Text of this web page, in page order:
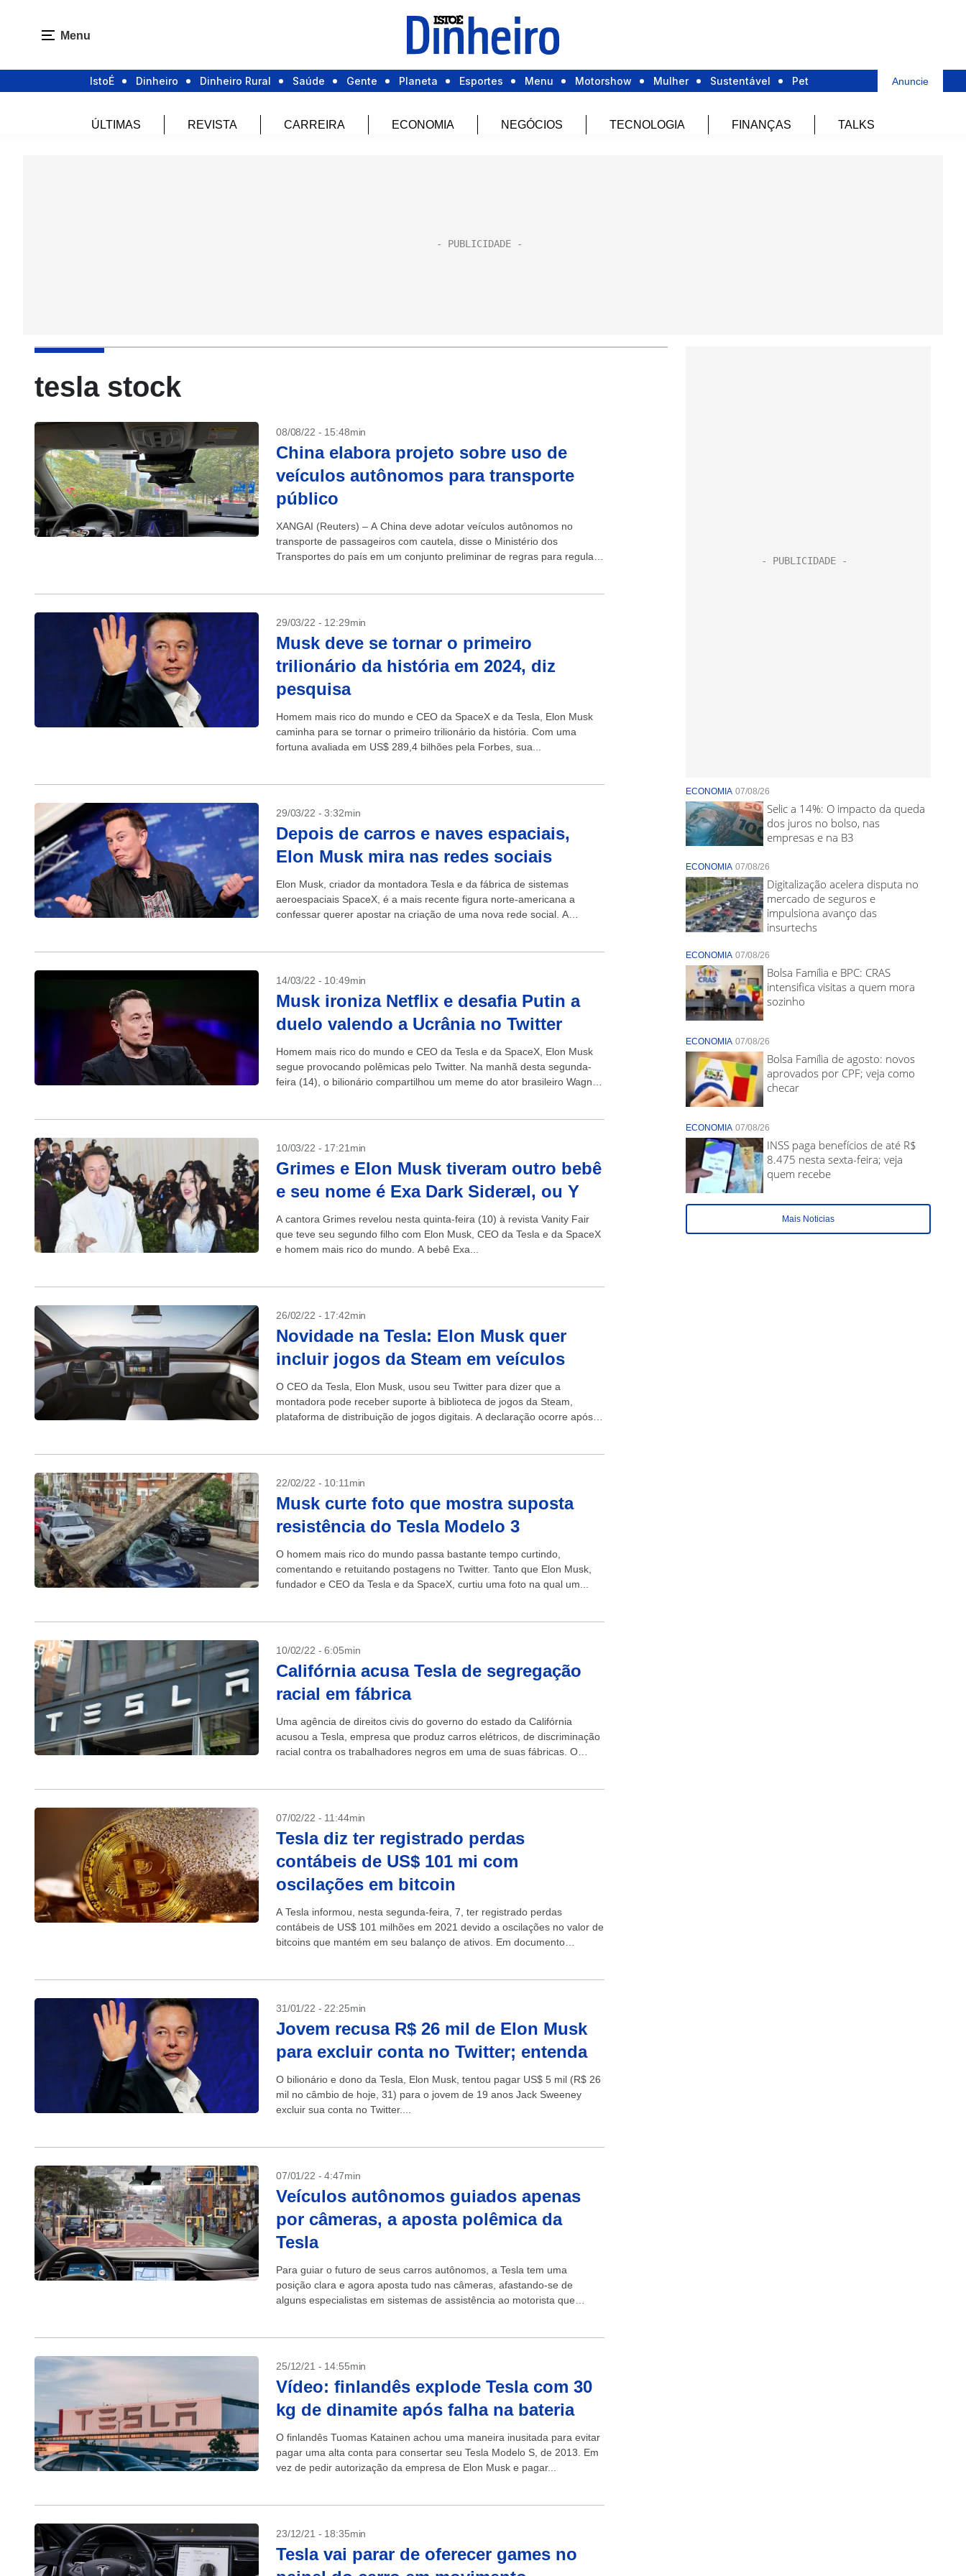
Menu
IstoÉ Dinheiro Dinheiro Rural Saúde Gente Planeta Esportes Menu Motorshow Mulher Sustentável Pet Anuncie
ÚLTIMAS REVISTA CARREIRA ECONOMIA NEGÓCIOS TECNOLOGIA FINANÇAS TALKS
tesla stock
08/08/22 - 15:48min
China elabora projeto sobre uso de
veículos autônomos para transporte
público
XANGAI (Reuters) – A China deve adotar veículos autônomos no
transporte de passageiros com cautela, disse o Ministério dos
Transportes do país em um conjunto preliminar de regras para regular
29/03/22 - 12:29min
Musk deve se tornar o primeiro
trilionário da história em 2024, diz
pesquisa
Homem mais rico do mundo e CEO da SpaceX e da Tesla, Elon Musk
caminha para se tornar o primeiro trilionário da história. Com uma
fortuna avaliada em US$ 289,4 bilhões pela Forbes, sua...
29/03/22 - 3:32min
Depois de carros e naves espaciais,
Elon Musk mira nas redes sociais
Elon Musk, criador da montadora Tesla e da fábrica de sistemas
aeroespaciais SpaceX, é a mais recente figura norte-americana a
confessar querer apostar na criação de uma nova rede social. A
14/03/22 - 10:49min
Musk ironiza Netflix e desafia Putin a
duelo valendo a Ucrânia no Twitter
Homem mais rico do mundo e CEO da Tesla e da SpaceX, Elon Musk
segue provocando polêmicas pelo Twitter. Na manhã desta segunda-
feira (14), o bilionário compartilhou um meme do ator brasileiro Wagner
10/03/22 - 17:21min
Grimes e Elon Musk tiveram outro bebê
e seu nome é Exa Dark Sideræl, ou Y
A cantora Grimes revelou nesta quinta-feira (10) à revista Vanity Fair
que teve seu segundo filho com Elon Musk, CEO da Tesla e da SpaceX
e homem mais rico do mundo. A bebê Exa...
26/02/22 - 17:42min
Novidade na Tesla: Elon Musk quer
incluir jogos da Steam em veículos
O CEO da Tesla, Elon Musk, usou seu Twitter para dizer que a
montadora pode receber suporte à biblioteca de jogos da Steam,
plataforma de distribuição de jogos digitais. A declaração ocorre após
22/02/22 - 10:11min
Musk curte foto que mostra suposta
resistência do Tesla Modelo 3
O homem mais rico do mundo passa bastante tempo curtindo,
comentando e retuitando postagens no Twitter. Tanto que Elon Musk,
fundador e CEO da Tesla e da SpaceX, curtiu uma foto na qual um...
10/02/22 - 6:05min
Califórnia acusa Tesla de segregação
racial em fábrica
Uma agência de direitos civis do governo do estado da Califórnia
acusou a Tesla, empresa que produz carros elétricos, de discriminação
racial contra os trabalhadores negros em uma de suas fábricas. O
07/02/22 - 11:44min
Tesla diz ter registrado perdas
contábeis de US$ 101 mi com
oscilações em bitcoin
A Tesla informou, nesta segunda-feira, 7, ter registrado perdas
contábeis de US$ 101 milhões em 2021 devido a oscilações no valor de
bitcoins que mantém em seu balanço de ativos. Em documento
31/01/22 - 22:25min
Jovem recusa R$ 26 mil de Elon Musk
para excluir conta no Twitter; entenda
O bilionário e dono da Tesla, Elon Musk, tentou pagar US$ 5 mil (R$ 26
mil no câmbio de hoje, 31) para o jovem de 19 anos Jack Sweeney
excluir sua conta no Twitter....
07/01/22 - 4:47min
Veículos autônomos guiados apenas
por câmeras, a aposta polêmica da
Tesla
Para guiar o futuro de seus carros autônomos, a Tesla tem uma
posição clara e agora aposta tudo nas câmeras, afastando-se de
alguns especialistas em sistemas de assistência ao motorista que
25/12/21 - 14:55min
Vídeo: finlandês explode Tesla com 30
kg de dinamite após falha na bateria
O finlandês Tuomas Katainen achou uma maneira inusitada para evitar
pagar uma alta conta para consertar seu Tesla Modelo S, de 2013. Em
vez de pedir autorização da empresa de Elon Musk e pagar...
23/12/21 - 18:35min
Tesla vai parar de oferecer games no
ECONOMIA 07/08/26
Selic a 14%: O impacto da queda
dos juros no bolso, nas
empresas e na B3
ECONOMIA 07/08/26
Digitalização acelera disputa no
mercado de seguros e
impulsiona avanço das
insurtechs
ECONOMIA 07/08/26
Bolsa Família e BPC: CRAS
intensifica visitas a quem mora
sozinho
ECONOMIA 07/08/26
Bolsa Família de agosto: novos
aprovados por CPF; veja como
checar
ECONOMIA 07/08/26
INSS paga benefícios de até R$
8.475 nesta sexta-feira; veja
quem recebe
Mais Noticias